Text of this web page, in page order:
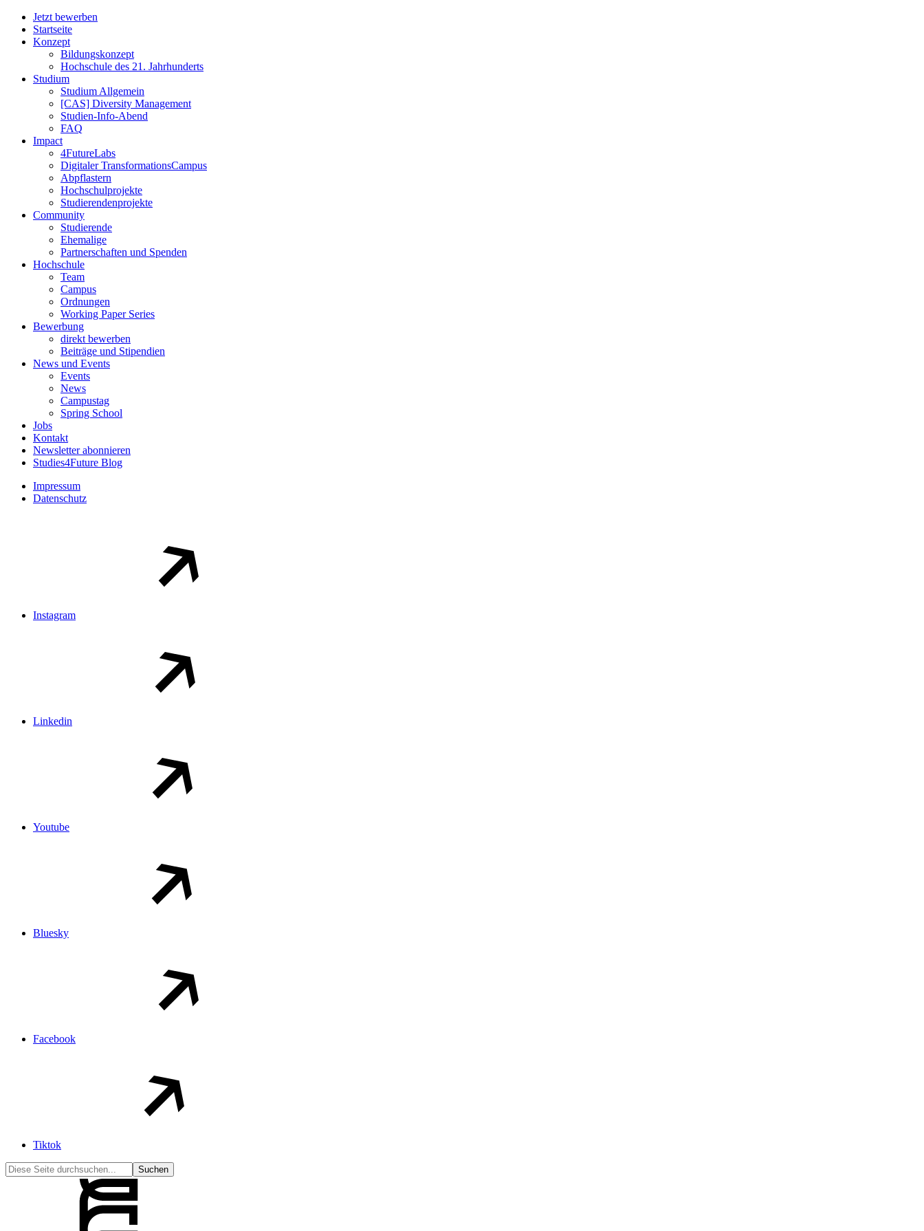
Jetzt bewerben
Startseite
Konzept
Bildungskonzept
Hochschule des 21. Jahrhunderts
Studium
Studium Allgemein
[CAS] Diversity Management
Studien-Info-Abend
FAQ
Impact
4FutureLabs
Digitaler TransformationsCampus
Abpflastern
Hochschulprojekte
Studierendenprojekte
Community
Studierende
Ehemalige
Partnerschaften und Spenden
Hochschule
Team
Campus
Ordnungen
Working Paper Series
Bewerbung
direkt bewerben
Beiträge und Stipendien
News und Events
Events
News
Campustag
Spring School
Jobs
Kontakt
Newsletter abonnieren
Studies4Future Blog
Impressum
Datenschutz
Instagram
Linkedin
Youtube
Bluesky
Facebook
Tiktok